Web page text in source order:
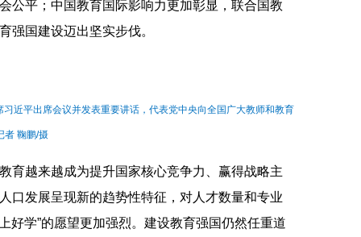
公平；中国教育国际影响力更加彰显，联合国教
强国建设迈出坚实步伐。
近平出席会议并发表重要讲话，代表党中央向全国广大教师和教育
者 鞠鹏/摄
育越来越成为提升国家核心竞争力、赢得战略主
口发展呈现新的趋势性特征，对人才数量和专业
好学”的愿望更加强烈。建设教育强国仍然任重道